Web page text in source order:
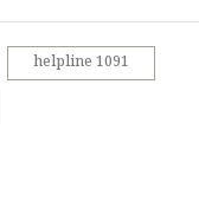
helpline 1091